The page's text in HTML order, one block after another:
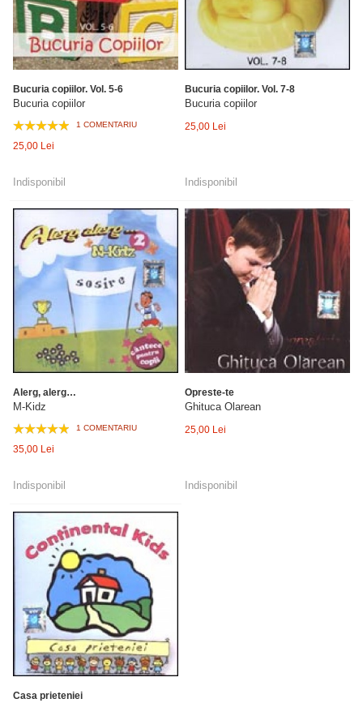
Bucuria copiilor. Vol. 5-6
Bucuria copiilor
1 COMENTARIU
25,00 Lei
Indisponibil
Bucuria copiilor. Vol. 7-8
Bucuria copiilor
25,00 Lei
Indisponibil
Alerg, alerg…
M-Kidz
1 COMENTARIU
35,00 Lei
Indisponibil
Opreste-te
Ghituca Olarean
25,00 Lei
Indisponibil
Casa prieteniei